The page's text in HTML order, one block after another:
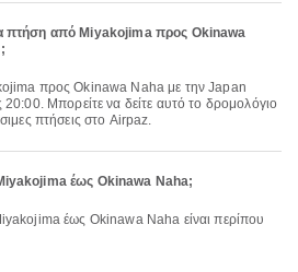
πτήση από Miyakojima προς Okinawa
Μπορείτε να δείτε αυτό το δρομολόγιο
πτήσεις στο Airpaz.
έως Okinawa Naha;